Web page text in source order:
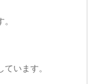
います。